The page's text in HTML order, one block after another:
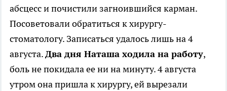
абсцесс и почистили загноившийся карман.
Посоветовали обратиться к хирургу-
стоматологу. Записаться удалось лишь на 4
августа.Два дня Наташа ходила на работу,
боль не покидала ее ни на минуту. 4 августа
утром она пришла к хирургу, ей вырезали